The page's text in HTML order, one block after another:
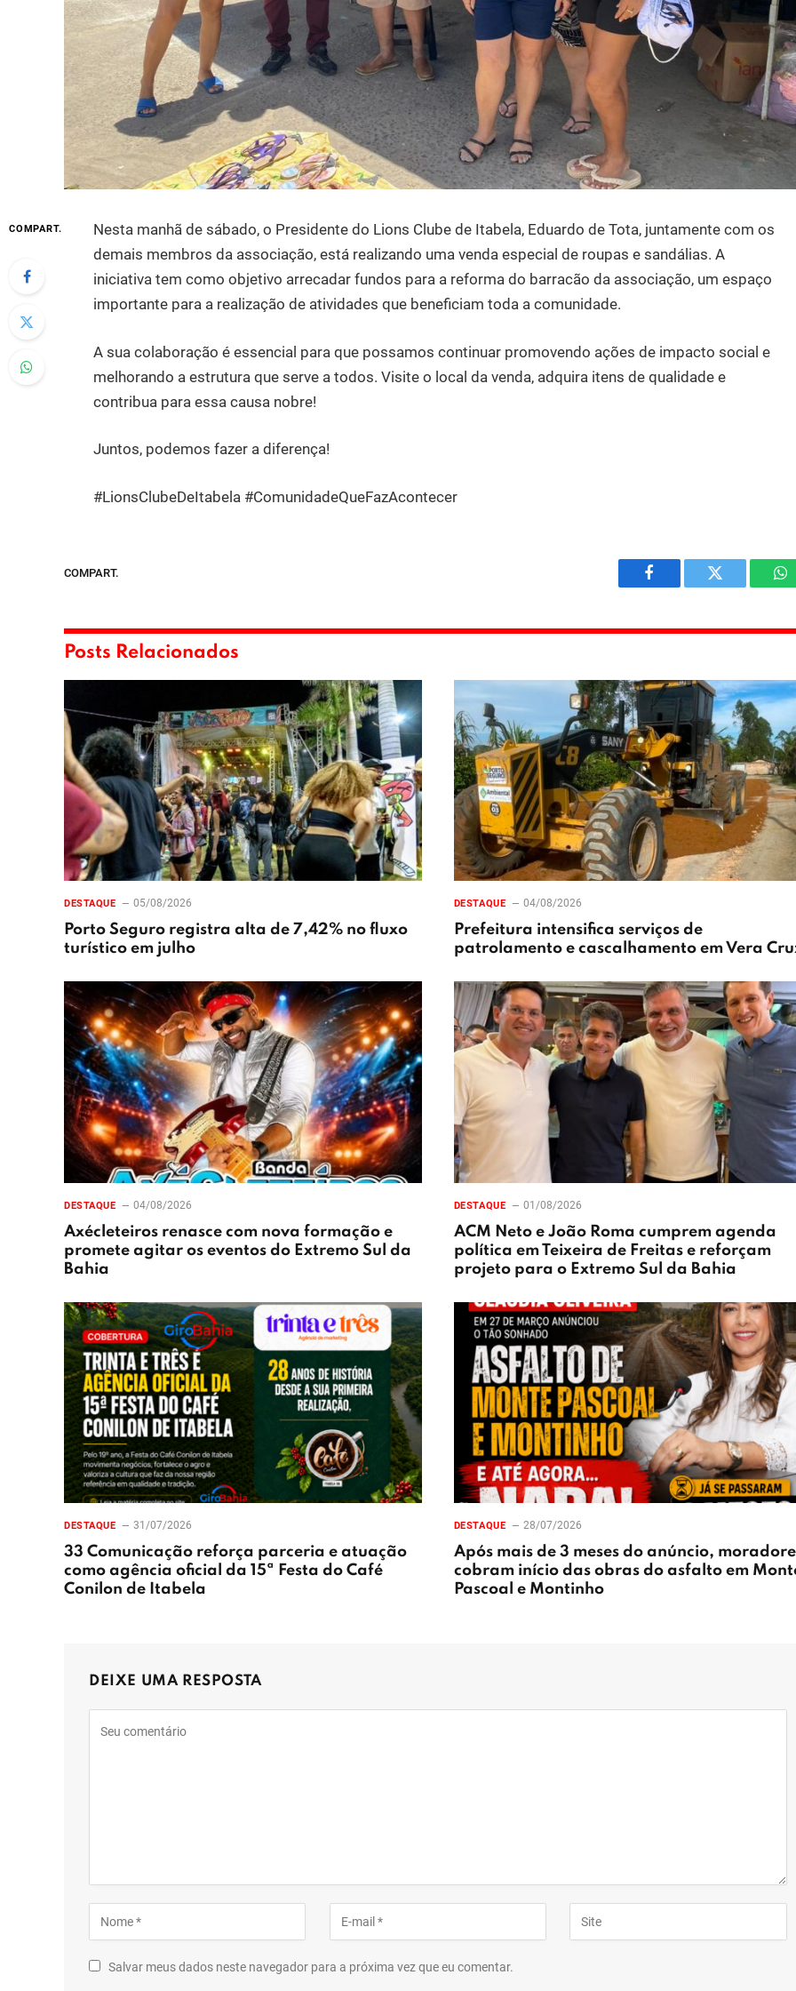
COMPART.
Nesta manhã de sábado, o Presidente do Lions Clube de Itabela, Eduardo de Tota, juntamente com os
demais membros da associação, está realizando uma venda especial de roupas e sandálias. A
iniciativa tem como objetivo arrecadar fundos para a reforma do barracão da associação, um espaço
importante para a realização de atividades que beneficiam toda a comunidade.
A sua colaboração é essencial para que possamos continuar promovendo ações de impacto social e
melhorando a estrutura que serve a todos. Visite o local da venda, adquira itens de qualidade e
contribua para essa causa nobre!
Juntos, podemos fazer a diferença!
#LionsClubeDeItabela #ComunidadeQueFazAcontecer
COMPART.
Facebook Twitter
Posts Relacionados
DESTAQUE 05/08/2026
Porto Seguro registra alta de 7,42% no fluxo
turístico em julho
DESTAQUE 04/08/2026
Prefeitura intensifica serviços de
patrolamento e cascalhamento em Vera
DESTAQUE 04/08/2026
Axécleteiros renasce com nova formação e
promete agitar os eventos do Extremo Sul da
Bahia
DESTAQUE 01/08/2026
ACM Neto e João Roma cumprem agenda
política em Teixeira de Freitas e reforçam
projeto para o Extremo Sul da Bahia
DESTAQUE 31/07/2026
33 Comunicação reforça parceria e atuação
como agência oficial da 15ª Festa do Café
Conilon de Itabela
DESTAQUE 28/07/2026
Após mais de 3 meses do anúncio,
cobram início das obras do asfalto em
Pascoal e Montinho
DEIXE UMA RESPOSTA
Salvar meus dados neste navegador para a próxima vez que eu comentar.